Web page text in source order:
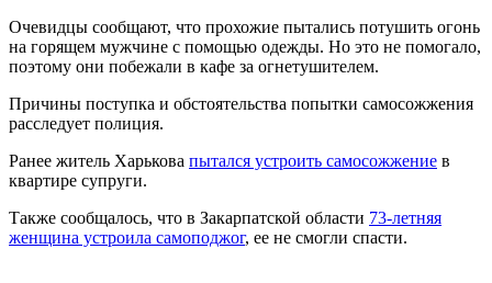
Очевидцы сообщают, что прохожие пытались потушить огонь
на горящем мужчине с помощью одежды. Но это не помогало,
поэтому они побежали в кафе за огнетушителем.
Причины поступка и обстоятельства попытки самосожжения
расследует полиция.
Ранее житель Харькова пытался устроить самосожжение в
квартире супруги.
Также сообщалось, что в Закарпатской области 73-летняя
женщина устроила самоподжог, ее не смогли спасти.